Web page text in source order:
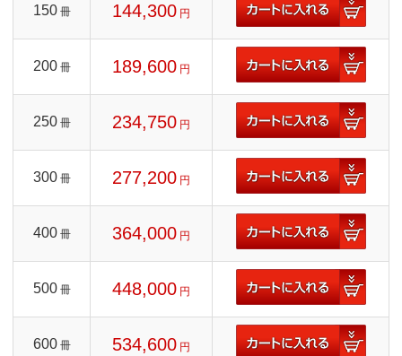
150 冊 144,300 円
200 冊 189,600 円
250 冊 234,750 円
300 冊 277,200 円
400 冊 364,000 円
500 冊 448,000 円
600 冊 534,600 円